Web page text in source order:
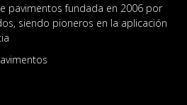
pavimentos fundada en 2006 por
siendo pioneros en la aplicación